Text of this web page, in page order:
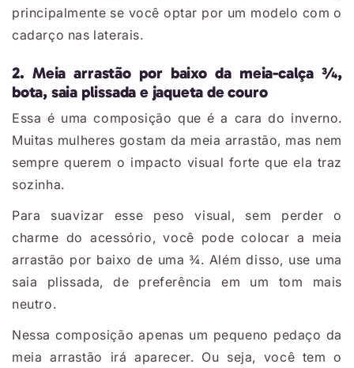
principalmente se você optar por um modelo com o
cadarço nas laterais.
2. Meia arrastão por baixo da meia-calça ¾,
bota, saia plissada e jaqueta de couro
Essa é uma composição que é a cara do inverno.
Muitas mulheres gostam da meia arrastão, mas nem
sempre querem o impacto visual forte que ela traz
sozinha.
Para suavizar esse peso visual, sem perder o
charme do acessório, você pode colocar a meia
arrastão por baixo de uma ¾. Além disso, use uma
saia plissada, de preferência em um tom mais
neutro.
Nessa composição apenas um pequeno pedaço da
meia arrastão irá aparecer. Ou seja, você tem o